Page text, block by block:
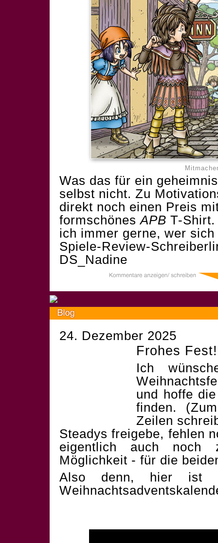
Was das für ein
selbst nicht. Zu
direkt noch einen Preis
formschönesAPB T-
ich immer gerne, wer
Spiele-Review-
DS_Nadine
24. Dezember 2025
Frohes Fest!
Ich
und hoffe
finden.
Zeilen
Steadys freigebe, fehlen
eigentlich auch noch
Möglichkeit - für die
Also denn, hier ist